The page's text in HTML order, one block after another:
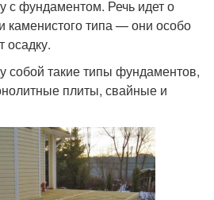
с фундаментом. Речь идет о
каменистого типа — они особо
осадку.
собой такие типы фундаментов,
плиты, свайные и